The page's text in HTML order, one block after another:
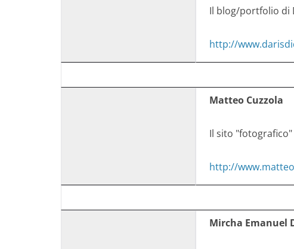
Il blog/portfolio di
http://
Matteo Cuzzola
Il sito
http://
Mircha Emanuel